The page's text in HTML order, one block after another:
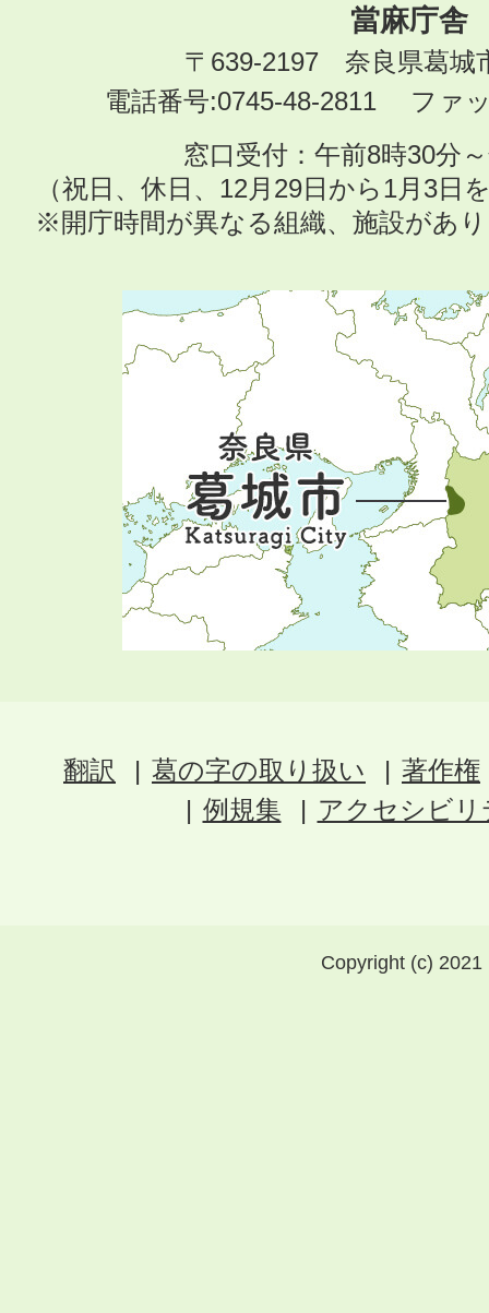
當麻庁舎
〒639-2197 奈良県葛城
電話番号:0745-48-2811 ファ
窓口受付：午前8時30分
（祝日、休日、12月29日から1月3日
※開庁時間が異なる組織、施設があ
翻訳 葛の字の取り扱い
著作権
例規集
アクセシビ
Copyright (c)